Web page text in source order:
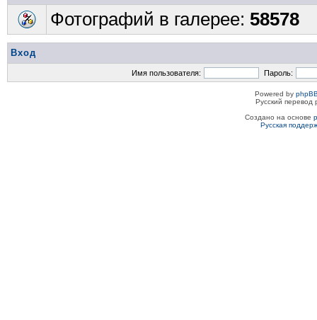
Фотографий в галерее: 58578
Вход
Имя пользователя: Пароль:
Powered by
Русский
Создано на основе
Русская